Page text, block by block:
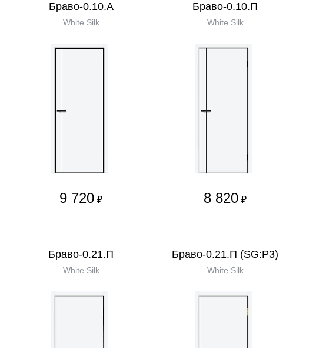
Браво-0.10.А
White Silk
9 720 ₽
Браво-0.10.П
White Silk
8 820 ₽
Браво-0.21.П
White Silk
Браво-0.21.П (SG:P3)
White Silk